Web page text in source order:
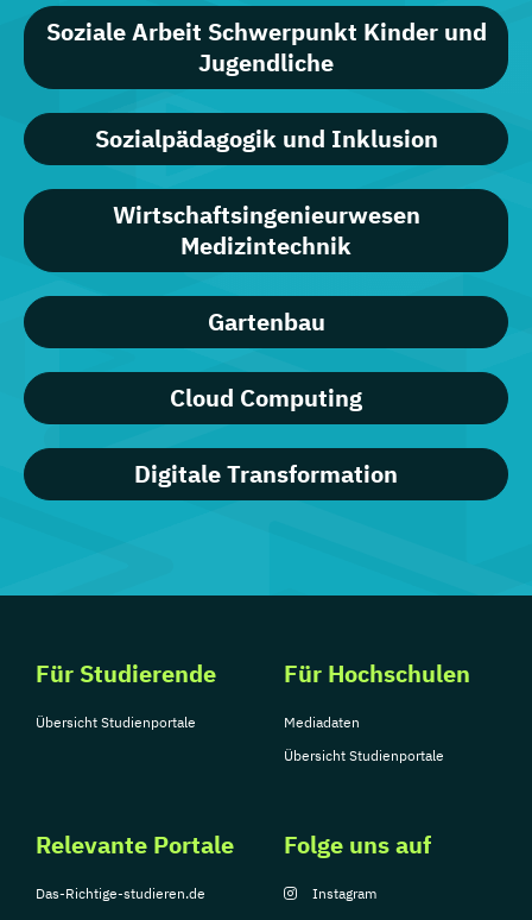
Soziale Arbeit Schwerpunkt Kinder und
Jugendliche
Sozialpädagogik und Inklusion
Wirtschaftsingenieurwesen
Medizintechnik
Gartenbau
Cloud Computing
Digitale Transformation
Für Studierende
Übersicht Studienportale
Für Hochschulen
Mediadaten
Übersicht Studienportale
Relevante Portale
Das-Richtige-studieren.de
Folge uns auf
Instagram